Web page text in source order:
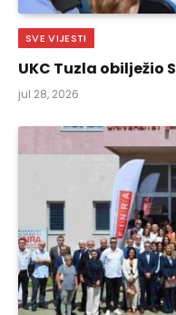
SVE VIJESTI
UKC Tuzla
jul 28, 2026